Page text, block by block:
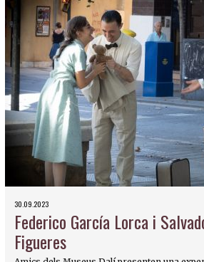
30.09.2023
Federico García Lorca i
Figueres